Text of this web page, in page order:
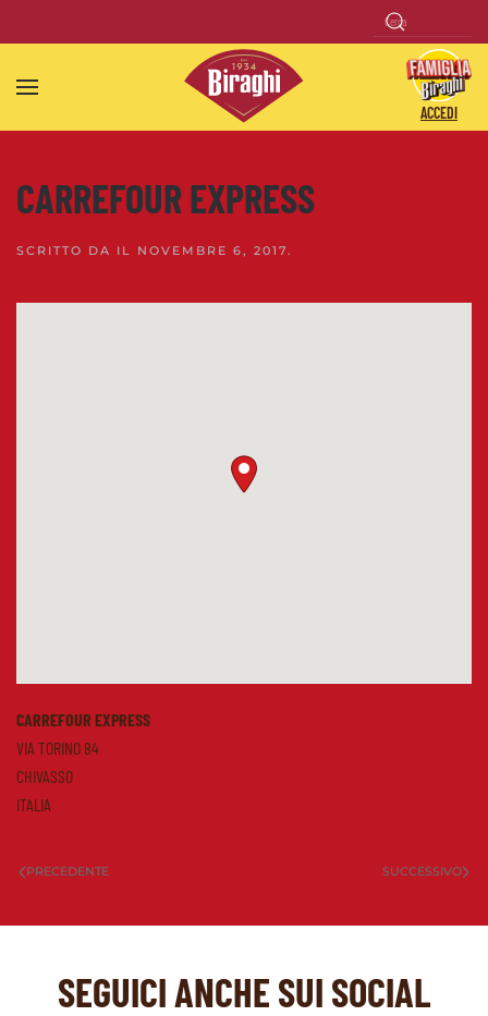
Skip to main content
ACCEDI
CARREFOUR EXPRESS
SCRITTO DA IL NOVEMBRE 6, 2017.
CARREFOUR EXPRESS
VIA TORINO 84
CHIVASSO
ITALIA
PRECEDENTE SUCCESSIVO
SEGUICI ANCHE SUI SOCIAL